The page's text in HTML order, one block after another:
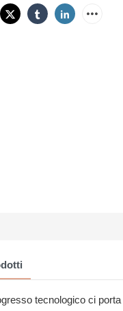
tecnologico ci